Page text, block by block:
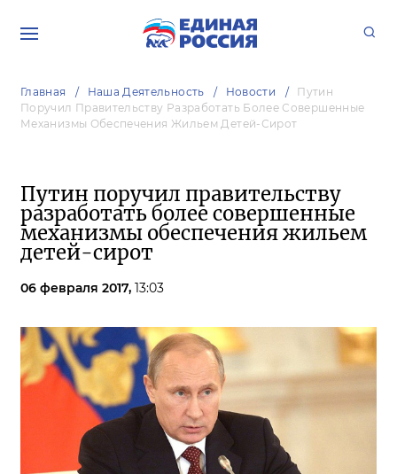
Главная Наша Деятельность Новости
Путин
Поручил Правительству Разработать Более Совершенные
Механизмы Обеспечения Жильем Детей-Сирот
Путин поручил правительству
разработать более совершенные
механизмы обеспечения жильем
детей-сирот
06 февраля 2017, 13:03